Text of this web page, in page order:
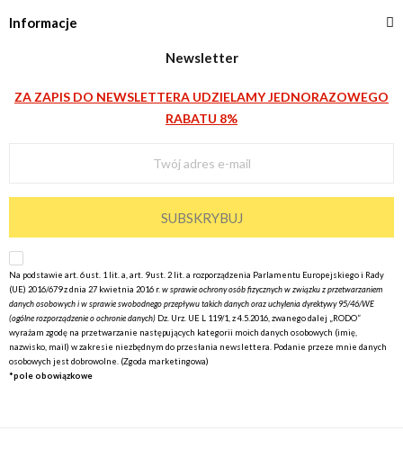
Informacje
Newsletter
ZA ZAPIS DO NEWSLETTERA UDZIELAMY JEDNORAZOWEGO
RABATU 8%
SUBSKRYBUJ
Na podstawie art. 6 ust. 1 lit. a, art. 9 ust. 2 lit. a rozporządzenia Parlamentu Europejskiego i Rady
(UE) 2016/679 z dnia 27 kwietnia 2016 r. w sprawie ochrony osób fizycznych w związku z przetwarzaniem
danych osobowych i w sprawie swobodnego przepływu takich danych oraz uchylenia dyrektywy 95/46/WE
(ogólne rozporządzenie o ochronie danych) Dz. Urz. UE L 119/1, z 4.5.2016, zwanego dalej „RODO”
wyrażam zgodę na przetwarzanie następujących kategorii moich danych osobowych (imię,
nazwisko, mail) w zakresie niezbędnym do przesłania newslettera. Podanie przeze mnie danych
osobowych jest dobrowolne. (Zgoda marketingowa)
*pole obowiązkowe